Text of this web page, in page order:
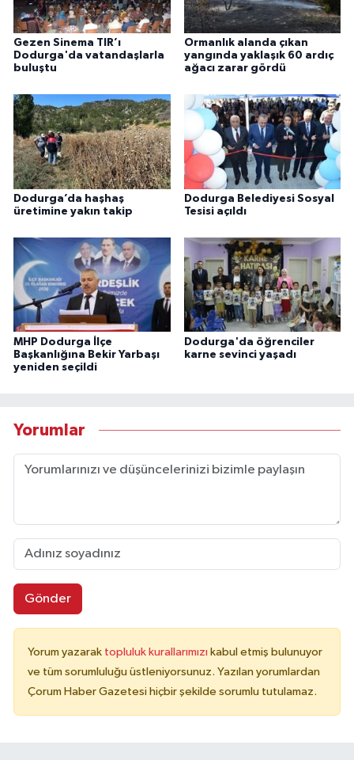
Gezen Sinema TIR’ı
Dodurga'da vatandaşlarla
buluştu
Ormanlık alanda çıkan
yangında yaklaşık 60 ardıç
ağacı zarar gördü
Dodurga’da haşhaş
üretimine yakın takip
Dodurga Belediyesi Sosyal
Tesisi açıldı
MHP Dodurga İlçe
Başkanlığına Bekir Yarbaşı
yeniden seçildi
Dodurga'da öğrenciler
karne sevinci yaşadı
Yorumlar
Gönder
Yorum yazarak topluluk kurallarımızı kabul etmiş bulunuyor
ve tüm sorumluluğu üstleniyorsunuz. Yazılan yorumlardan
Çorum Haber Gazetesi hiçbir şekilde sorumlu tutulamaz.